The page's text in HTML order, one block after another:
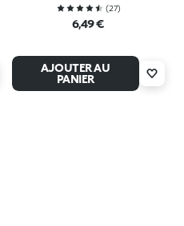
(27)
6,49 €
AJOUTER AU
PANIER